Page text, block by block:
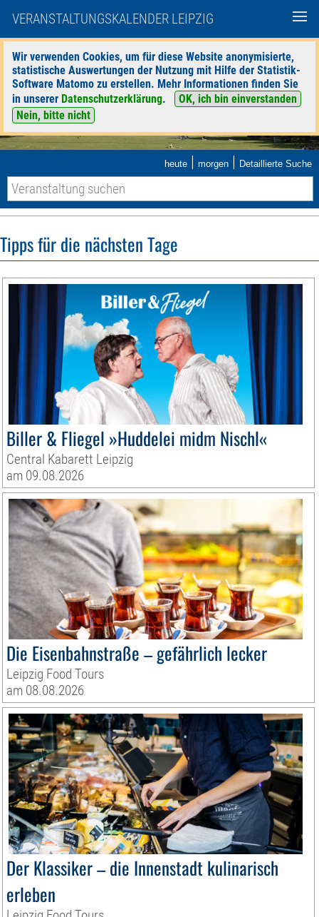
VERANSTALTUNGSKALENDER LEIPZIG
Wir verwenden Cookies, um für diese Website anonymisierte,
statistische Auswertungen der Nutzung mit Hilfe der Statistik-
Software Matomo zu erstellen. Mehr Informationen finden Sie
in unserer Datenschutzerklärung.
OK, ich bin einverstanden
Nein, bitte nicht
heute | morgen | Detaillierte Suche
Tipps für die nächsten Tage
Biller & Fliegel »Huddelei midm Nischl«
Central Kabarett Leipzig
am 09.08.2026
Die Eisenbahnstraße – gefährlich lecker
Leipzig Food Tours
am 08.08.2026
Der Klassiker – die Innenstadt kulinarisch
erleben